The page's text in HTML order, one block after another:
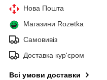
Нова Пошта
Магазини Rozetka
Самовивіз
Доставка кур'єром
Всі умови доставки